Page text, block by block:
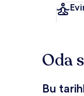
Oda
Bu